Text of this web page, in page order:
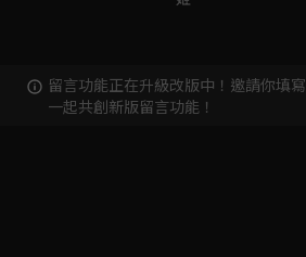
留言功能正在升級改版中！邀請你填寫
一起共創新版留言功能！